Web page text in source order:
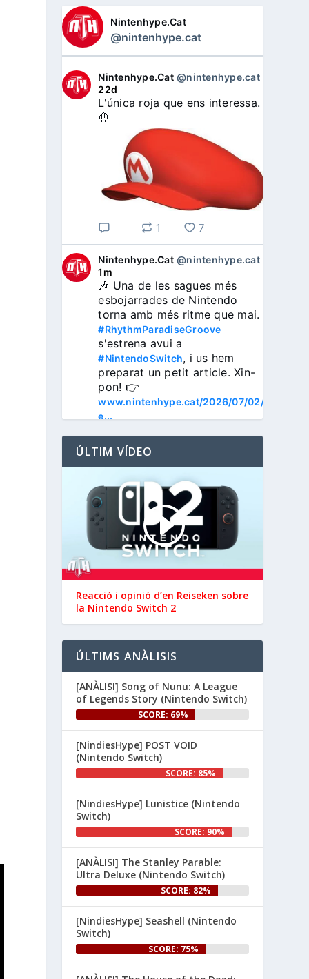
Nintenhype.Cat
@nintenhype.cat
Nintenhype.Cat @nintenhype.cat⋅
22d
L'única roja que ens interessa.
🤚
1 7
Nintenhype.Cat @nintenhype.cat⋅
1m
🎶 Una de les sagues més
esbojarrades de Nintendo
#RhythmParadiseGroove
#NintendoSwitch, i us hem
preparat un petit article. Xin-
www.nintenhype.cat/2026/07/02/
e...
3
Nintenhype.Cat @nintenhype.cat⋅
1m
📅 Devil May Cry V,
Wanderstop, Citizen Sleeper 2,
i molt més, aquesta setmana a
#NintendoSwitch2
👉
www.nintenhype.cat/2026/06/26/
1
Nintenhype.Cat @nintenhype.cat
1m
Nintendo:
ÚLTIM VÍDEO
Reacció i opinió d’en ‪Reiseken‬ sobre
la Nintendo Switch 2
ÚLTIMS ANÀLISIS
[ANÀLISI] Song of Nunu: A League
of Legends Story (Nintendo Switch)
SCORE: 69%
[NindiesHype] POST VOID
(Nintendo Switch)
SCORE: 85%
[NindiesHype] Lunistice (Nintendo
Switch)
SCORE: 90%
[ANÀLISI] The Stanley Parable:
Ultra Deluxe (Nintendo Switch)
SCORE: 82%
[NindiesHype] Seashell (Nintendo
Switch)
SCORE: 75%